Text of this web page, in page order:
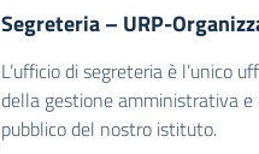
Segreteria – URP-
L’ufficio di segreteria è l’unico
della gestione amministrativa e
pubblico del nostro istituto.